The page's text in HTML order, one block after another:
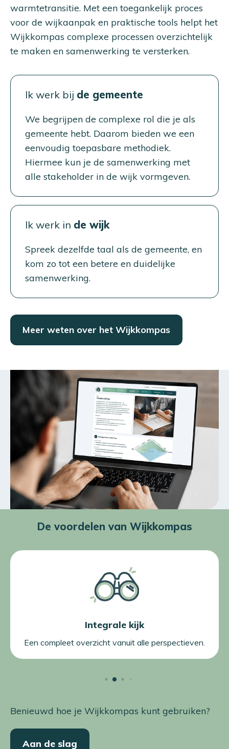
warmtetransitie. Met een toegankelijk proces
voor de wijkaanpak en praktische tools helpt het
Wijkkompas complexe processen overzichtelijk
te maken en samenwerking te versterken.
Ik werk bij de gemeente
We begrijpen de complexe rol die je als
gemeente hebt. Daarom bieden we een
eenvoudig toepasbare methodiek.
Hiermee kun je de samenwerking met
alle stakeholder in de wijk vormgeven.
Ik werk in de wijk
Spreek dezelfde taal als de gemeente, en
kom zo tot een betere en duidelijke
samenwerking.
Meer weten over het Wijkkompas
De voordelen van Wijkkompas
Integrale kijk
Een compleet overzicht vanuit alle perspectieven.
Benieuwd hoe je Wijkkompas kunt gebruiken?
Aan de slag